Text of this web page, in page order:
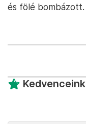
és fölé bombázott.
Kedvenceink